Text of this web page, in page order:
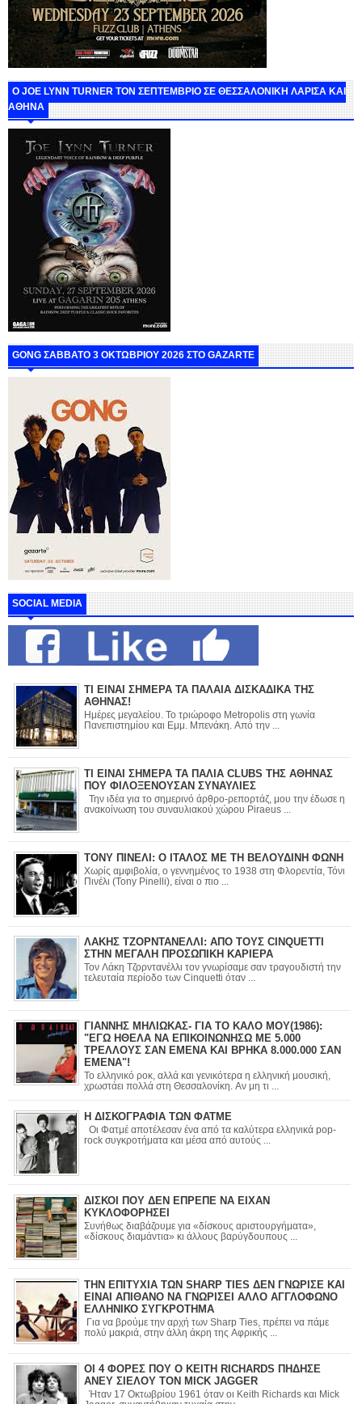
O JOE LYNN TURNER ΤΟΝ ΣΕΠΤΕΜΒΡΙΟ ΣΕ ΘΕΣΣΑΛΟΝΙΚΗ ΛΑΡΙΣΑ ΚΑΙ
ΑΘΗΝΑ
GONG ΣΑΒΒΑΤΟ 3 ΟΚΤΩΒΡΙΟΥ 2026 ΣΤΟ GAZARTE
SOCIAL MEDIA
ΤΙ ΕΙΝΑΙ ΣΗΜΕΡΑ ΤΑ ΠΑΛΑΙΑ ΔΙΣΚΑΔΙΚΑ ΤΗΣ
ΑΘΗΝΑΣ!
Ημέρες μεγαλείου. Το τριώροφο Metropolis στη γωνία
Πανεπιστημίου και Εμμ. Μπενάκη. Από την ...
ΤΙ ΕΙΝΑΙ ΣΗΜΕΡΑ ΤΑ ΠΑΛΙΑ CLUBS ΤΗΣ ΑΘΗΝΑΣ
ΠΟΥ ΦΙΛΟΞΕΝΟΥΣΑΝ ΣΥΝΑΥΛΙΕΣ
Την ιδέα για το σημερινό άρθρο-ρεπορτάζ, μου την έδωσε η
ανακοίνωση του συναυλιακού χώρου Piraeus ...
ΤΟΝΥ ΠΙΝΕΛΙ: Ο ΙΤΑΛΟΣ ΜΕ ΤΗ ΒΕΛΟΥΔΙΝΗ ΦΩΝΗ
Χωρίς αμφιβολία, ο γεννημένος το 1938 στη Φλορεντία, Τόνι
Πινέλι (Tony Pinelli), είναι ο πιο ...
ΛΑΚΗΣ ΤΖΟΡΝΤΑΝΕΛΛΙ: ΑΠΟ ΤΟΥΣ CINQUETTI
ΣΤΗΝ ΜΕΓΑΛΗ ΠΡΟΣΩΠΙΚΗ ΚΑΡΙΕΡΑ
Τον Λάκη Τζορντανέλλι τον γνωρίσαμε σαν τραγουδιστή την
τελευταία περίοδο των Cinquetti όταν ...
ΓΙΑΝΝΗΣ ΜΗΛΙΩΚΑΣ- ΓΙΑ ΤΟ ΚΑΛΟ ΜΟΥ(1986):
"ΕΓΩ ΗΘΕΛΑ ΝΑ ΕΠΙΚΟΙΝΩΝΗΣΩ ΜΕ 5.000
ΤΡΕΛΛΟΥΣ ΣΑΝ ΕΜΕΝΑ ΚΑΙ ΒΡΗΚΑ 8.000.000 ΣΑΝ
ΕΜΕΝΑ"!
Το ελληνικό ροκ, αλλά και γενικότερα η ελληνική μουσική,
χρωστάει πολλά στη Θεσσαλονίκη. Αν μη τι ...
Η ΔΙΣΚΟΓΡΑΦΙΑ ΤΩΝ ΦΑΤΜΕ
Οι Φατμέ αποτέλεσαν ένα από τα καλύτερα ελληνικά pop-
rock συγκροτήματα και μέσα από αυτούς ...
ΔΙΣΚΟΙ ΠΟΥ ΔΕΝ ΕΠΡΕΠΕ ΝΑ ΕΙΧΑΝ
ΚΥΚΛΟΦΟΡΗΣΕΙ
Συνήθως διαβάζουμε για «δίσκους αριστουργήματα»,
«δίσκους διαμάντια» κι άλλους βαρύγδουπους ...
ΤΗΝ ΕΠΙΤΥΧΙΑ ΤΩΝ SHARP TIES ΔΕΝ ΓΝΩΡΙΣΕ ΚΑΙ
ΕΙΝΑΙ ΑΠΙΘΑΝΟ ΝΑ ΓΝΩΡΙΣΕΙ ΑΛΛΟ ΑΓΓΛΟΦΩΝΟ
ΕΛΛΗΝΙΚΟ ΣΥΓΚΡΟΤΗΜΑ
Για να βρούμε την αρχή των Sharp Ties, πρέπει να πάμε
πολύ μακριά, στην άλλη άκρη της Αφρικής ...
ΟΙ 4 ΦΟΡΕΣ ΠΟΥ Ο KEITH RICHARDS ΠΗΔΗΣΕ
ΑΝΕΥ ΣΙΕΛΟΥ ΤΟΝ MICK JAGGER
Ήταν 17 Οκτωβρίου 1961 όταν οι Keith Richards και Mick